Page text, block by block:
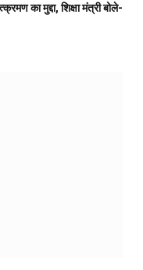
का मुद्दा, शिक्षा मंत्री बोले-